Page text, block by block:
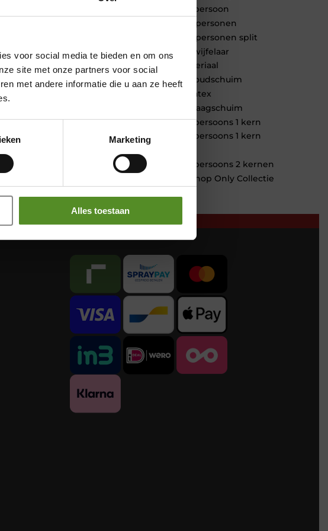
voor social media te bieden en om ons
site met onze partners voor social
met andere informatie die u aan ze heeft
Marketing
Alles toestaan
1 persoon
2 personen
2 personen split
Twijfelaar
Materiaal
Koudschuim
Latex
Traagschuim
Tweepersoons 1 kern
Tweepersoons 1 kern
Tweepersoons 2 kernen
Webshop Only Collectie